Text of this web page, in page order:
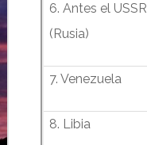
6. Antes el USSR
(Rusia)
7. Venezuela
8. Libia